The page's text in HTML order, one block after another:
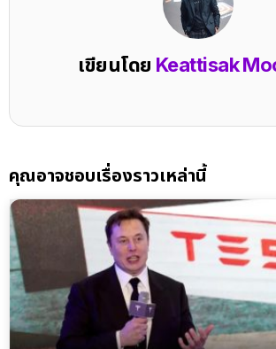
เขียนโดย Keattisak
คุณอาจชอบเรื่องราวเหล่านี้